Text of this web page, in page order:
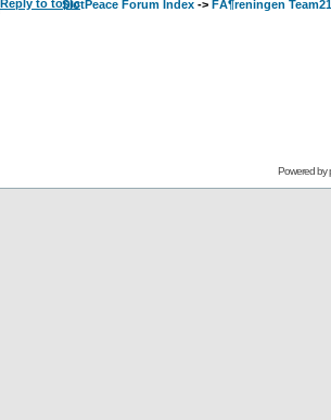
SlotPeace Forum Index -> FÃ¶reningen
Powered by